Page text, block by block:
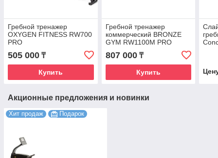
Гребной тренажер
OXYGEN FITNESS RW700
PRO
505 000 ₸
Купить
Гребной тренажер
коммерческий BRONZE
GYM RW1100M PRO
807 000₸
Купить
Акционные предложения и новинки
Хит продаж Подарок